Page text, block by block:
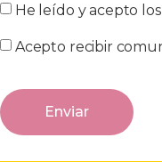
He leído y acepto
Acepto recibir
Enviar